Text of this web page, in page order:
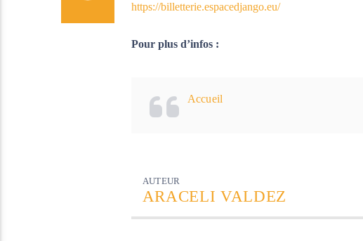
https://billetterie.espacedjango.eu/
Pour plus d’infos :
Accueil
AUTEUR
ARACELI VALDEZ